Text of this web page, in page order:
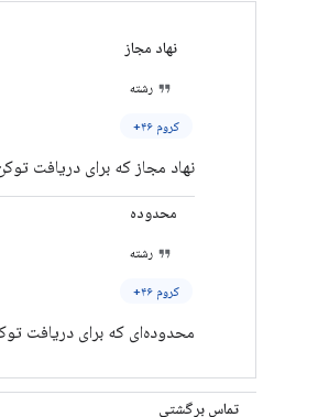
نهاد مجاز
رشته
کروم ۴۶+
نهاد مجاز که برای دریافت
محدوده
رشته
کروم ۴۶+
محدوده‌ای که برای دریافت
تماس برگشتی